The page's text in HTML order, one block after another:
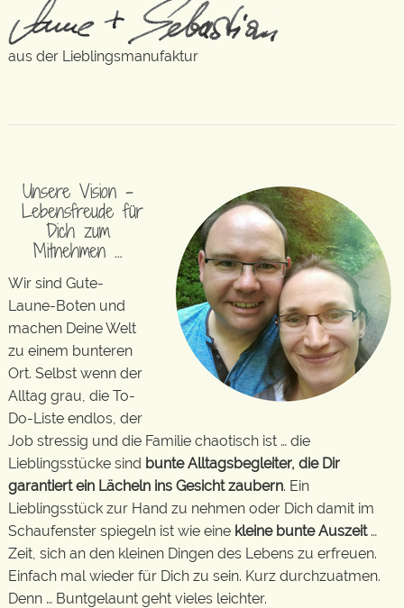
aus der Lieblingsmanufaktur
Unsere Vision –
Lebensfreude für
Dich zum
Mitnehmen …
Wir sind Gute-
Laune-Boten und
machen Deine Welt
zu einem bunteren
Ort. Selbst wenn der
Alltag grau, die To-
Do-Liste endlos, der
Job stressig und die Familie chaotisch ist … die
Lieblingsstücke sind bunte Alltagsbegleiter, die Dir
garantiert ein Lächeln ins Gesicht zaubern. Ein
Lieblingsstück zur Hand zu nehmen oder Dich damit im
Schaufenster spiegeln ist wie eine kleine bunte Auszeit…
Zeit, sich an den kleinen Dingen des Lebens zu erfreuen.
Einfach mal wieder für Dich zu sein. Kurz durchzuatmen.
Denn … Buntgelaunt geht vieles leichter.